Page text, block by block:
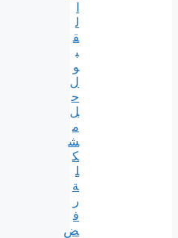
ل
ق
ب
و
ل
ح
ل
م
ش
ك
ل
ة
ر
ف
ض